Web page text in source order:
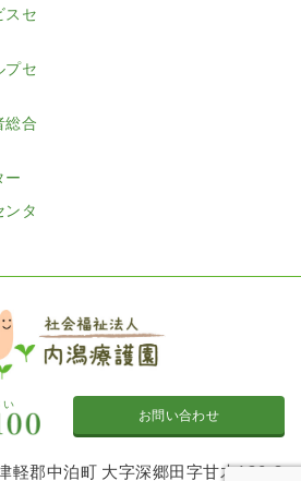
スセ
プセ
総合
ー
タ
い
お問い合わせ
軽郡中泊町 大字深郷田字甘木120-2